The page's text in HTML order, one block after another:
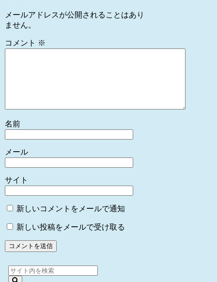
メールアドレスが公開されることはあり
ません。
コメント ※
名前
メール
サイト
新しいコメントをメールで通知
新しい投稿をメールで受け取る